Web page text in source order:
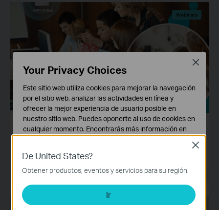
Webinars
WEBINAR: Educación. ¡Siempre
conectados!
09-18-2020
Webinars
De United States?
Obtener productos, eventos y servicios para su región.
Ir
Close
Your Privacy Choices
Este sitio web utiliza cookies para mejorar la navegación
por el sitio web, analizar las actividades en línea y
ofrecer la mejor experiencia de usuario posible en
nuestro sitio web. Puedes oponerte al uso de cookies en
cualquier momento. Encontrarás más información en
Cookies Básicas
Estas cookies son necesarias para el funcionamiento
del sitio web y no pueden desactivarse en tu sistema.
Cookies de Análisis y de Marketing
Las cookies de análisis nos permiten analizar tus
Close